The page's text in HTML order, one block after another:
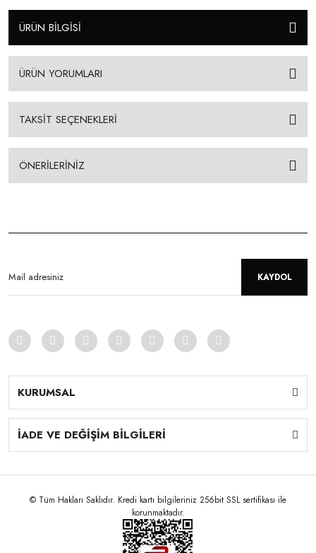
ÜRÜN BİLGİSİ
ÜRÜN YORUMLARI
TAKSİT SEÇENEKLERİ
ÖNERİLERİNİZ
KAYDOL
KURUMSAL
İADE VE DEĞİŞİM BİLGİLERİ
© Tüm Hakları Saklıdır. Kredi kartı bilgileriniz 256bit SSL sertifikası ile
korunmaktadır.